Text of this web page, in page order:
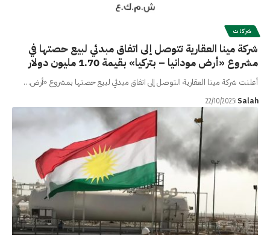
شركات
شركة مينا العقارية تتوصل إلى اتفاق مبدئي لبيع حصتها في
مشروع «أرض مودانيا – بتركيا» بقيمة 1.70 مليون دولار
أعلنت شركة مينا العقارية التوصل إلى اتفاق مبدئي لبيع حصتها بمشروع «أرض…
Salah
22/10/2025